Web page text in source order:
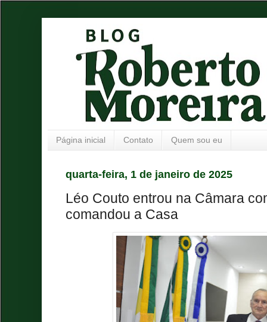
Página inicial Contato Quem sou eu
quarta-feira, 1 de janeiro de 2025
Léo Couto entrou na Câmara
comandou a Casa